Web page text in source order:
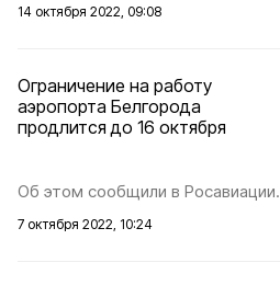
14 октября 2022, 09:08
Ограничение на работу
аэропорта Белгорода
продлится до 16 октября
Об этом сообщили в Росавиации.
7 октября 2022, 10:24